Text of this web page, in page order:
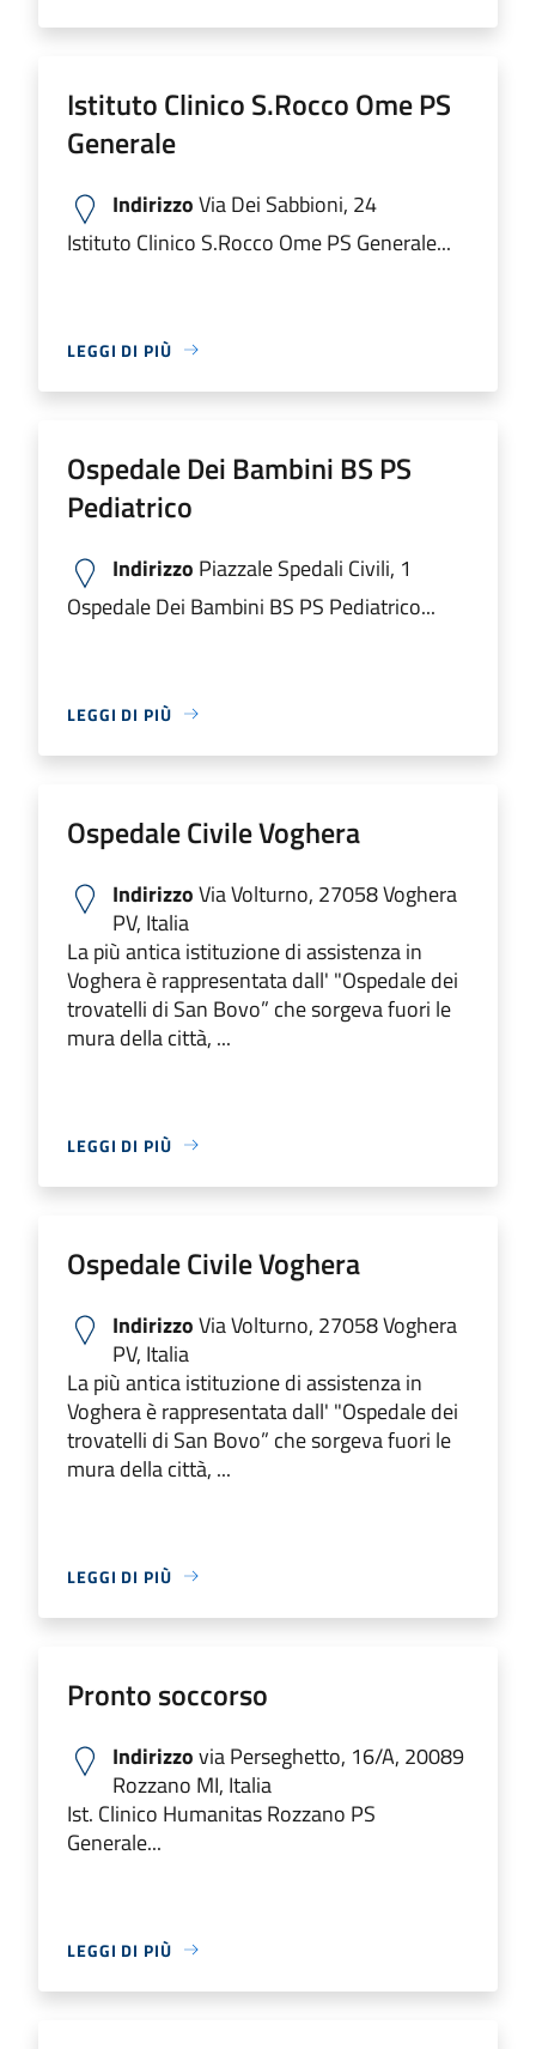
Istituto Clinico S.Rocco Ome PS
Generale
IndirizzoVia Dei Sabbioni, 24
Istituto Clinico S.Rocco Ome PS Generale...
LEGGI DI PIÙ
Ospedale Dei Bambini BS PS
Pediatrico
Indirizzo Piazzale Spedali Civili, 1
Ospedale Dei Bambini BS PS Pediatrico...
LEGGI DI PIÙ
Ospedale Civile Voghera
IndirizzoVia Volturno, 27058 Voghera
PV, Italia
La più antica istituzione di assistenza in
Voghera è rappresentata dall' "Ospedale dei
trovatelli di San Bovo” che sorgeva fuori le
mura della città, ...
LEGGI DI PIÙ
Ospedale Civile Voghera
IndirizzoVia Volturno, 27058 Voghera
PV, Italia
La più antica istituzione di assistenza in
Voghera è rappresentata dall' "Ospedale dei
trovatelli di San Bovo” che sorgeva fuori le
mura della città, ...
LEGGI DI PIÙ
Pronto soccorso
Indirizzovia Perseghetto, 16/A, 20089
Rozzano MI, Italia
Ist. Clinico Humanitas Rozzano PS
Generale...
LEGGI DI PIÙ